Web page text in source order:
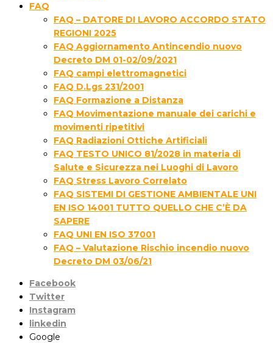
FAQ
FAQ – DATORE DI LAVORO ACCORDO STATO
REGIONI 2025
FAQ Aggiornamento Antincendio nuovo
Decreto DM 01-02/09/2021
FAQ campi elettromagnetici
FAQ D.Lgs 231/2001
FAQ Formazione a Distanza
FAQ Movimentazione manuale dei carichi e
movimenti ripetitivi
FAQ Radiazioni Ottiche Artificiali
FAQ TESTO UNICO 81/2028 in materia di
Salute e Sicurezza nei Luoghi di Lavoro
FAQ Stress Lavoro Correlato
FAQ SISTEMI DI GESTIONE AMBIENTALE UNI
EN ISO 14001 TUTTO QUELLO CHE C’È DA
SAPERE
FAQ UNI EN ISO 37001
FAQ – Valutazione Rischio incendio nuovo
Decreto DM 03/06/21
Facebook
Twitter
Instagram
linkedin
Google